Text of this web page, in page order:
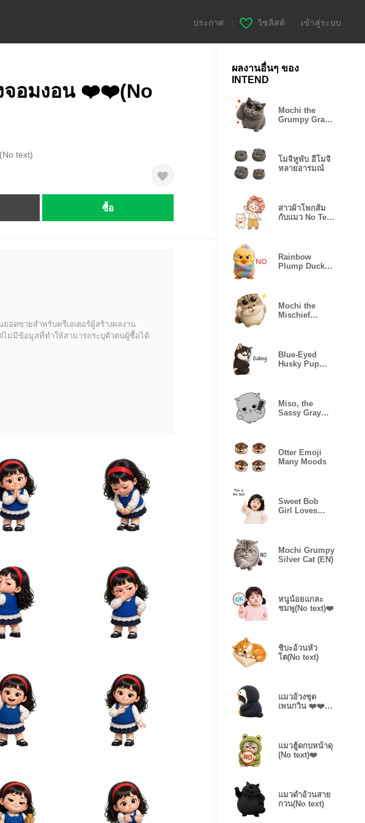
ประกาศ วิชลิสต์ เข้าสู่ระบบ
จอมงอน ❤️❤️(No
text)
ซื้อ
ยอดขายสำหรับครีเอเตอร์ผู้สร้างผลงาน
ไม่มีข้อมูลที่ทำให้สามารถระบุตัวตนผู้ซื้อได้
ผลงานอื่นๆ ของ
INTEND
Mochi the
Grumpy Gray
โมจิหูพับ อีโมจิ
หลายอารมณ์
สาวผ้าโพกส้ม
กับแมว No Text
Rainbow
Plump Duck
Mochi the
Mischief
Blue-Eyed
Husky Pup
Miso, the
Sassy Gray
Otter Emoji
Many Moods
Sweet Bob
Girl Loves
Mochi Grumpy
Silver Cat (EN)
หนูน้อยแกละ
ชมพู(No text)❤️
ชิบะอ้วนหัว
โต(No text)
แมวอ้วงชุด
เพนกวิน ❤️❤️
แมวฮู้ดกบหน้าดุ
(No text)❤️
แมวดำอ้วนสาย
กวน(No text)